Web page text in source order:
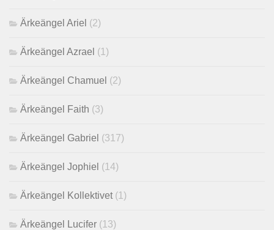
Ärkeängel Ariel (2)
Ärkeängel Azrael (1)
Ärkeängel Chamuel (2)
Ärkeängel Faith (3)
Ärkeängel Gabriel (317)
Ärkeängel Jophiel (14)
Ärkeängel Kollektivet (1)
Ärkeängel Lucifer (13)